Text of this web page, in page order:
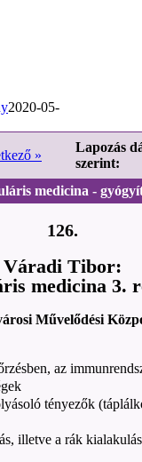
2020-05-
»
Lapozás
szerint:
medicina -
126.
Váradi Tibor:
medicina 3.
Művelődési
az
tényezők
illetve a rák